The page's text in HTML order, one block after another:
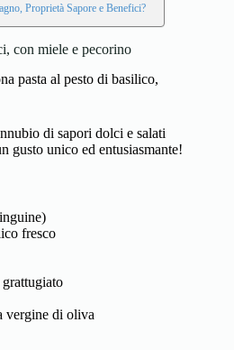
Proprietà Sapore e Benefici?
con miele e pecorino
pasta al pesto di basilico,
di sapori dolci e salati
gusto unico ed entusiasmante!
fresco
vergine di oliva